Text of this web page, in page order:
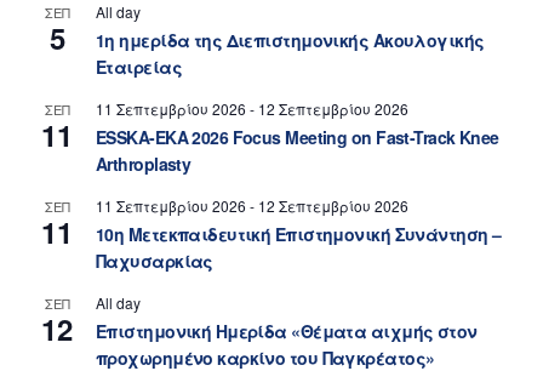
ΣΕΠ
5
All day
1η ημερίδα της Διεπιστημονικής Ακουλογικής
Εταιρείας
ΣΕΠ
11
11 Σεπτεμβρίου 2026 - 12 Σεπτεμβρίου 2026
ESSKA-EKA 2026 Focus Meeting on Fast-Track Knee
Arthroplasty
ΣΕΠ
11
11 Σεπτεμβρίου 2026 - 12 Σεπτεμβρίου 2026
10η Μετεκπαιδευτική Επιστημονική Συνάντηση –
Παχυσαρκίας
ΣΕΠ
12
All day
Επιστημονική Ημερίδα «Θέματα αιχμής στον
προχωρημένο καρκίνο του Παγκρέατος»